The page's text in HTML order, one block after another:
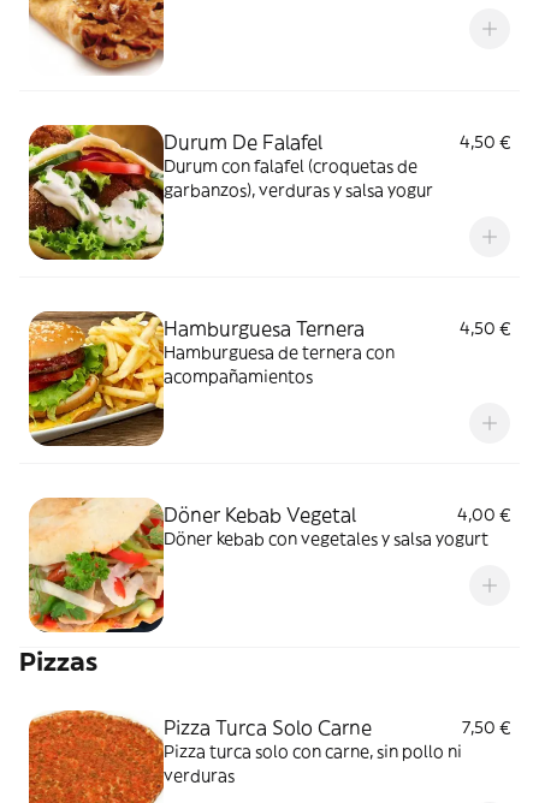
Durum De Falafel
4,50 €
Durum con falafel (croquetas de
garbanzos), verduras y salsa yogur
Hamburguesa Ternera
4,50 €
Hamburguesa de ternera con
acompañamientos
Döner Kebab Vegetal
4,00 €
Döner kebab con vegetales y salsa yogurt
Pizzas
Pizza Turca Solo Carne
7,50 €
Pizza turca solo con carne, sin pollo ni
verduras